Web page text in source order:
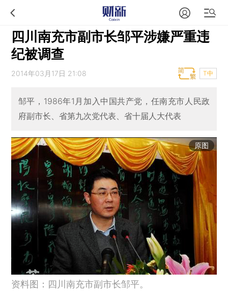
四川南充市副市长邹平涉嫌严重违
纪被调查
2014年03月17日 21:08 T中
邹平，1986年1月加入中国共产党，任南充市人民政
府副市长、省第九次党代表、省十届人大代表
原图
资料图：四川南充市副市长邹平。